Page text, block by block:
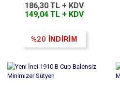
186,30 TL + KDV
149,04 TL + KDV
%20 İNDİRİM